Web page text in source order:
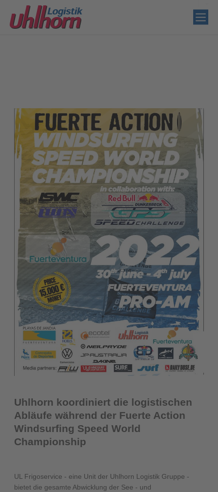
Uhlhorn koordiniert die logistischen
Abläufe während der Fuerte Action
Windsurfing Speed World
Championship
UL Frigoservice - eine Unit der Uhlhorn Logistik Gruppe -
bietet die gesamte Abwicklung der See - und